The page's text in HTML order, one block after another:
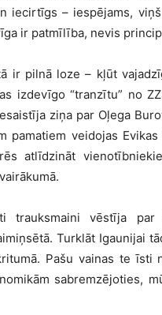
iecirtīgs – iespējams,
ir patmīlība, nevis
ir pilnā loze – kļūt
izdevīgo “tranzītu” no
ziņa par Oļega
pamatiem veidojas
atlīdzināt
trauksmaini vēstīja
Turklāt Igaunijai
Pašu vainas te
sabremzējoties,